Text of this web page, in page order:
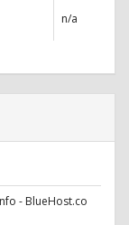
n/a
- BlueHost.co